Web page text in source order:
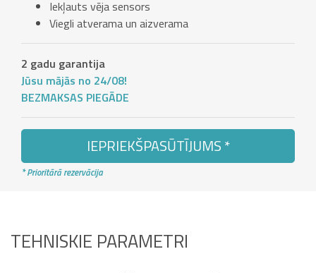
Iekļauts vēja sensors
Viegli atverama un aizverama
2 gadu garantija
Jūsu mājās no 24/08!
BEZMAKSAS PIEGĀDE
IEPRIEKŠPASŪTĪJUMS *
* Prioritārā rezervācija
TEHNISKIE PARAMETRI